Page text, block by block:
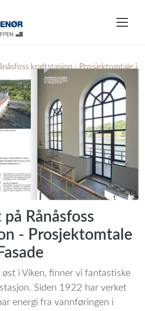
kraftstasjon - Prosjektomtale i
Rånåsfoss
- Prosjektomtale
øst i Viken, finner vi fantastiske
Siden 1922 har verket
energi fra vannføringen i